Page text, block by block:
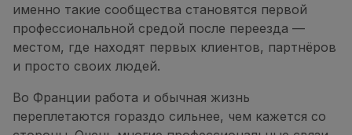
именно такие сообщества становятся первой
профессиональной средой после переезда —
местом, где находят первых клиентов, партнёров
и просто своих людей.
Во Франции работа и обычная жизнь
переплетаются гораздо сильнее, чем кажется со